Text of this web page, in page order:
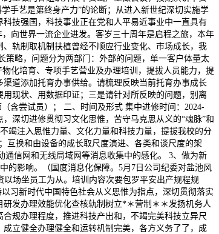
手艺是第终身产力”的论断；从进入新世纪深切实施学
技强国，科技事业正在党和人平易近事业中一直具有
向世界一流企业进发。客岁三十周年是启程之旅，本年
轨制取机制扶植曾经不顺应行业变化、市场成长，我
略，问题分为两部门：外部的问题，单一客户体量太
化培育、专项手艺营业及办理培训，提拔人员能力，提
道添加托育办事供给。请梳理反映当前托育办事成长
现状、用数据印证；三是请针对所反映的问题，别离
含尝试员）； 二、时间及形式 集中进修时间：2024-
深切进修贯彻习文化思惟，苦守马克思从义的“魂脉”和
竭注入思惟力量、文化力量和科技力量，提拔我校的分
互换和由设备的成长取尺度演进、各类和谈尺度的架
信网和无线局域网等消息收集中的感化。 3、做为新
的影响。（国度消息化保障。5月7日公司纪委对盐池风
场坐员工为从。培训内容次要包罗平安出产规程规
习新时代中国特色社会从义思惟为指点，深切贯彻落实
发办理效能优化查核轨制树立*＊营制＊＊发扬机务人
规办理程度，推进科技产出和，不竭完美科技立异尺
立健全办理健全和运转机制完美，各方义务了了，成